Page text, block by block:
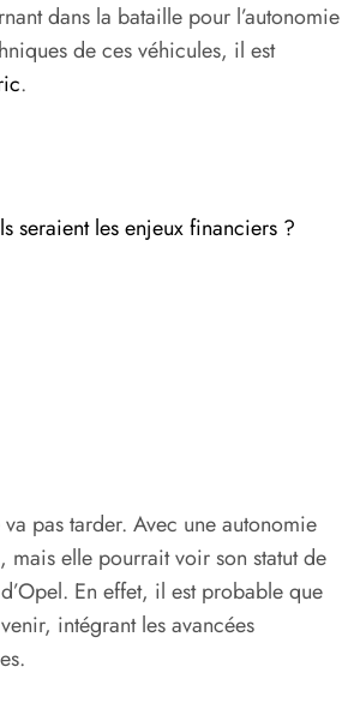
dans la bataille pour l’autonomie
de ces véhicules, il est
.
seraient les enjeux financiers ?
va pas tarder. Avec une autonomie
elle pourrait voir son statut de
En effet, il est probable que
intégrant les avancées